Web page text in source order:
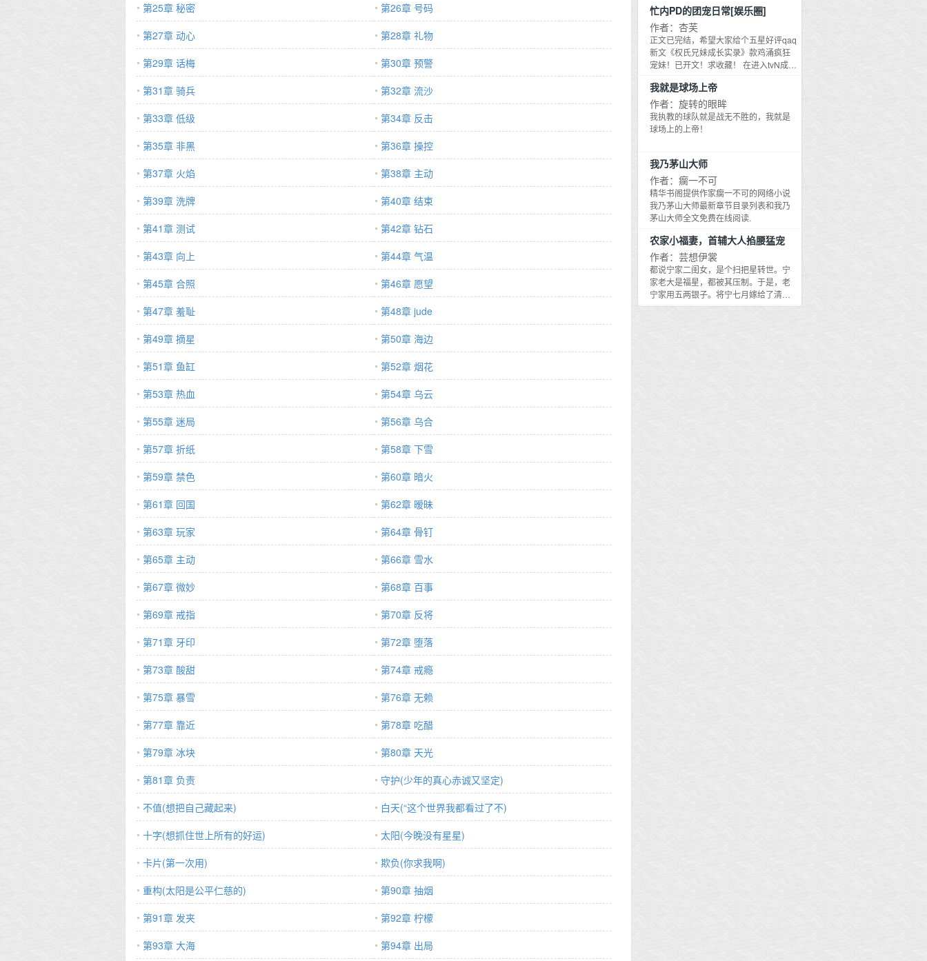
第25章 秘密
第26章 号码
第27章 动心
第28章 礼物
第29章 话梅
第30章 预警
第31章 骑兵
第32章 流沙
第33章 低级
第34章 反击
第35章 非黑
第36章 操控
第37章 火焰
第38章 主动
第39章 洗牌
第40章 结束
第41章 测试
第42章 钻石
第43章 向上
第44章 气温
第45章 合照
第46章 愿望
第47章 羞耻
第48章 jude
第49章 摘星
第50章 海边
第51章 鱼缸
第52章 烟花
第53章 热血
第54章 乌云
第55章 迷局
第56章 乌合
第57章 折纸
第58章 下雪
第59章 禁色
第60章 暗火
第61章 回国
第62章 暧昧
第63章 玩家
第64章 骨钉
第65章 主动
第66章 雪水
第67章 微妙
第68章 百事
第69章 戒指
第70章 反将
第71章 牙印
第72章 堕落
第73章 酸甜
第74章 戒瘾
第75章 暴雪
第76章 无赖
第77章 靠近
第78章 吃醋
第79章 冰块
第80章 天光
第81章 负责
守护(少年的真心赤诚又坚定)
不值(想把自己藏起来)
白天(“这个世界我都看过了不)
十字(想抓住世上所有的好运)
太阳(今晚没有星星)
卡片(第一次用)
欺负(你求我啊)
重构(太阳是公平仁慈的)
第90章 抽烟
第91章 发夹
第92章 柠檬
第93章 大海
第94章 出局
欲裂的她遭逢接踵而来的变故，眼见生
命中最重要的人一一离开，她一改柔弱
乖顺的模样，开始学著独立、不想依靠
任何人。她只不过想要过平静的新生
活，但他却回过头来不断纠缠她、羞辱
她，甚至连他的现任女友都找上门示
威，狠狠地毁坏了她最心爱的小提琴。
天啊！他们分手后应该再无瓜葛了，他
为什么就不能放过她呢……
主，倾国倾城，娇媚入骨。书中的男人
从皇子到家丁，无一不在肖想她，每天
都活在修罗场最后被那个冷厉厌女的反
派摄政王，扣上祸国妖姬的罪名，一刀
咔嚓！ 为了保住小命，她表示一定要远
心如死灰：大哥，麻烦给个痛快的！ 然
而这大反派就是不杀她，反而还要娶了
她？ 司徒曜平生最厌恶妖艳媚女，一靠
近就会浑身发疹，他干净利落地斩了江
心婉这个祸国妖姬，没想到忽然天降惊
道，江心婉不能杀，这辈子也不可能杀
的，还得每天搂着她才能续命这样子。
让他去搂那个妖艳祸水？司徒曜满脸嫌
弃，浑身抗拒。 但是后来，他竟然真香
了？ 小剧场： 开始： 江心婉：王爷，求
不要杀奴家。 司徒曜：不可能（系统：
抱她，否则雷电将在一刻后降临） 司徒
曜咬牙：不可能杀你。 江心婉娇媚一
笑，素手环腰：王爷最好了。 司徒曜浑
身僵硬，忍着要扔她八丈远的冲动。 后
来： 江心婉：司徒曜，够了，快放开
我！ （系统：今日份的亲近已足够） 食
忙内PD的团宠日常[娱乐圈]
作者：杏芙
正文已完结，希望大家给个五星好评qaq
新文《权氏兄妹成长实录》款鸡涌疯狂
宠妹！已开文！求收藏！ 在进入tvN成为
自己的日子会是：快乐、明星、金钱与
美食。 然而迎来她的，却是： 试验新游
戏、外拍、熬夜剪片子。 制作组都以为
新来的忙内PD， 是一个温柔娴静、柔弱
摔掀翻在地， 才意识到—— 原来这是
朵，长得好看的霸王花啊！ 什么？霸王
花的叔叔竟然是，天下壮士，姜虎
栋？！ --- 1.私设如山，还望见谅 2.男主
宋村傻，身娇体弱宋村傻x武力高强柔道
姜 3.避雷：苏，女主会和崔英道谈个恋
爱 --- 下本开《权氏兄妹成长实录》，会
先从小时候兄妹互动写起来—3—支持一
下叭！ 点击就看性感鸡涌，在线宠妹！
流水的女友，铁打的妹妹。 任漂亮女孩
来来去去，权至龙的漂亮妹妹就只有一
个——权颂儿。 她可以随便穿他的衣
我就是球场上帝
作者：旋转的眼眸
我执教的球队就是战无不胜的，我就是
球场上的上帝！
我乃茅山大师
作者：瘸一不可
精华书阁提供作家瘸一不可的网络小说
我乃茅山大师最新章节目录列表和我乃
茅山大师全文免费在线阅读.
农家小福妻，首辅大人掐腰猛宠
作者：芸想伊裳
都说宁家二闺女，是个扫把星转世。宁
家老大是福星，都被其压制。于是，老
宁家用五两银子。将宁七月嫁给了清泉
镇，杏花村李家童生李之衍为妻。天寒